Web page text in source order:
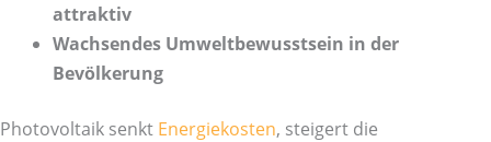
attraktiv
Wachsendes Umweltbewusstsein in der
Bevölkerung
Photovoltaik senkt Energiekosten, steigert die